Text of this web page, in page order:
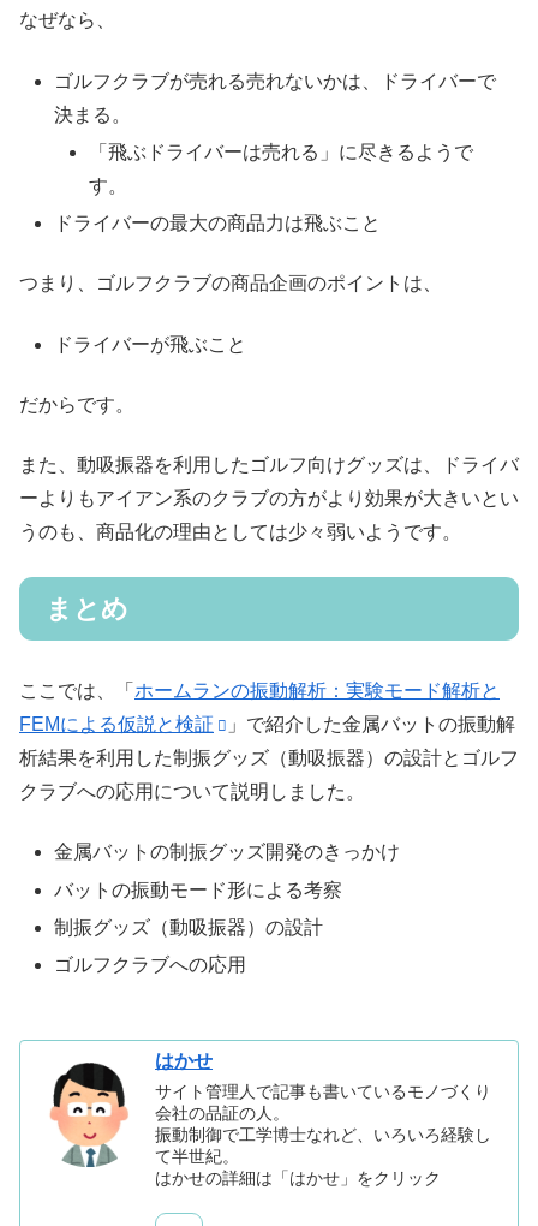
なぜなら、
ゴルフクラブが売れる売れないかは、ドライバーで
決まる。
「飛ぶドライバーは売れる」に尽きるようで
す。
ドライバーの最大の商品力は飛ぶこと
つまり、ゴルフクラブの商品企画のポイントは、
ドライバーが飛ぶこと
だからです。
また、動吸振器を利用したゴルフ向けグッズは、ドライバ
ーよりもアイアン系のクラブの方がより効果が大きいとい
うのも、商品化の理由としては少々弱いようです。
まとめ
ここでは、「 ホームランの振動解析：実験モード解析と
FEMによる仮説と検証
」で紹介した金属バットの振動解
析結果を利用した制振グッズ（動吸振器）の設計とゴルフ
クラブへの応用について説明しました。
金属バットの制振グッズ開発のきっかけ
バットの振動モード形による考察
制振グッズ（動吸振器）の設計
ゴルフクラブへの応用
はかせ
サイト管理人で記事も書いているモノづくり
会社の品証の人。
振動制御で工学博士なれど、いろいろ経験し
て半世紀。
はかせの詳細は「はかせ」をクリック